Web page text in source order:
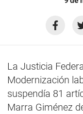
La Justicia
Modernización
suspendía 81
Marra Giménez